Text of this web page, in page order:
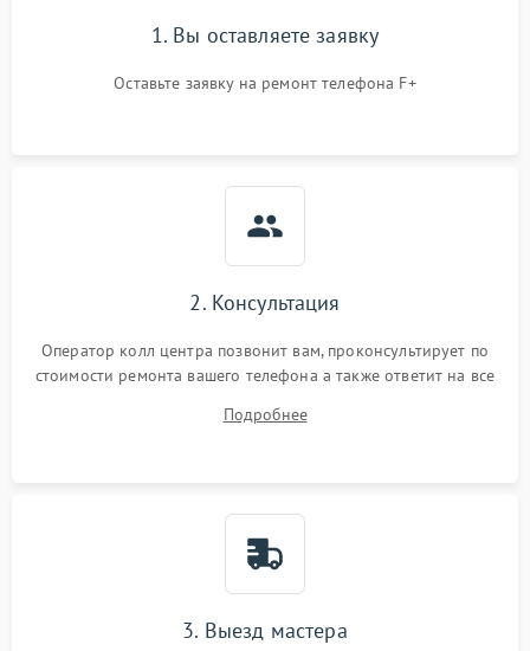
1. Вы оставляете заявку
Оставьте заявку на ремонт телефона F+
2. Консультация
Оператор колл центра позвонит вам, проконсультирует по
стоимости ремонта вашего телефона а также ответит на все
Подробнее
3. Выезд мастера